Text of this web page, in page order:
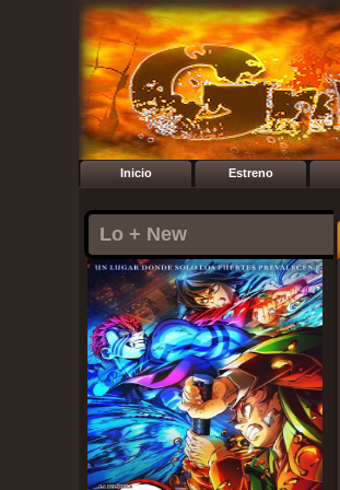
Inicio Estreno
Lo + New